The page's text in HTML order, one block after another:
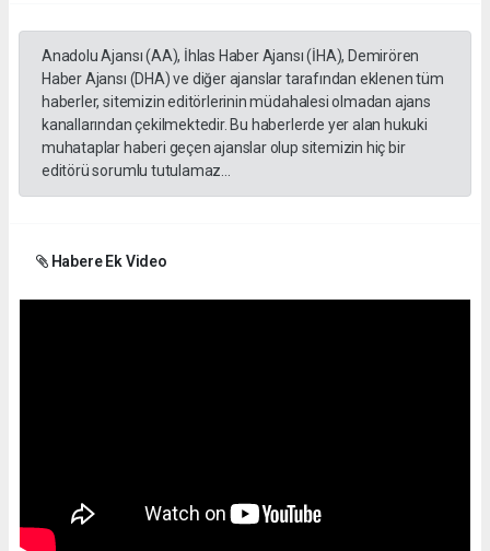
Anadolu Ajansı (AA), İhlas Haber Ajansı (İHA), Demirören
Haber Ajansı (DHA) ve diğer ajanslar tarafından eklenen tüm
haberler, sitemizin editörlerinin müdahalesi olmadan ajans
kanallarından çekilmektedir. Bu haberlerde yer alan hukuki
muhataplar haberi geçen ajanslar olup sitemizin hiç bir
editörü sorumlu tutulamaz...
Habere Ek Video